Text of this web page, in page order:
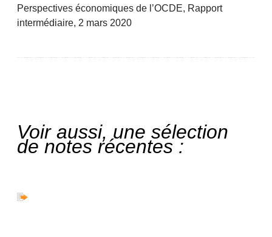
Perspectives économiques de l’OCDE, Rapport
intermédiaire, 2 mars 2020
Voir aussi, une sélection
de notes récentes :